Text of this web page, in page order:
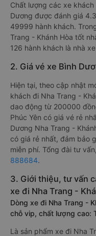
Chất lượng các xe
Dương được đánh giá
49999 hành khách.
Trang - Khánh Hòa tốt
126 hành khách là nhà
2. Giá vé xe Bình
Hiện tại, theo cập nhật
khách đi Nha Trang -
dao động từ 200000
Phúc Yên có giá vé rẻ
Dương Nha Trang -
có giá rẻ nhất, đảm bảo
miễn phí. Tổng đài tư
888684.
3. Giới thiệu, tư vấn
xe đi Nha Trang -
Dòng xe đi Nha Trang -
chỗ vip, chất lượng cao:
Là sản phẩm xe đi Nha